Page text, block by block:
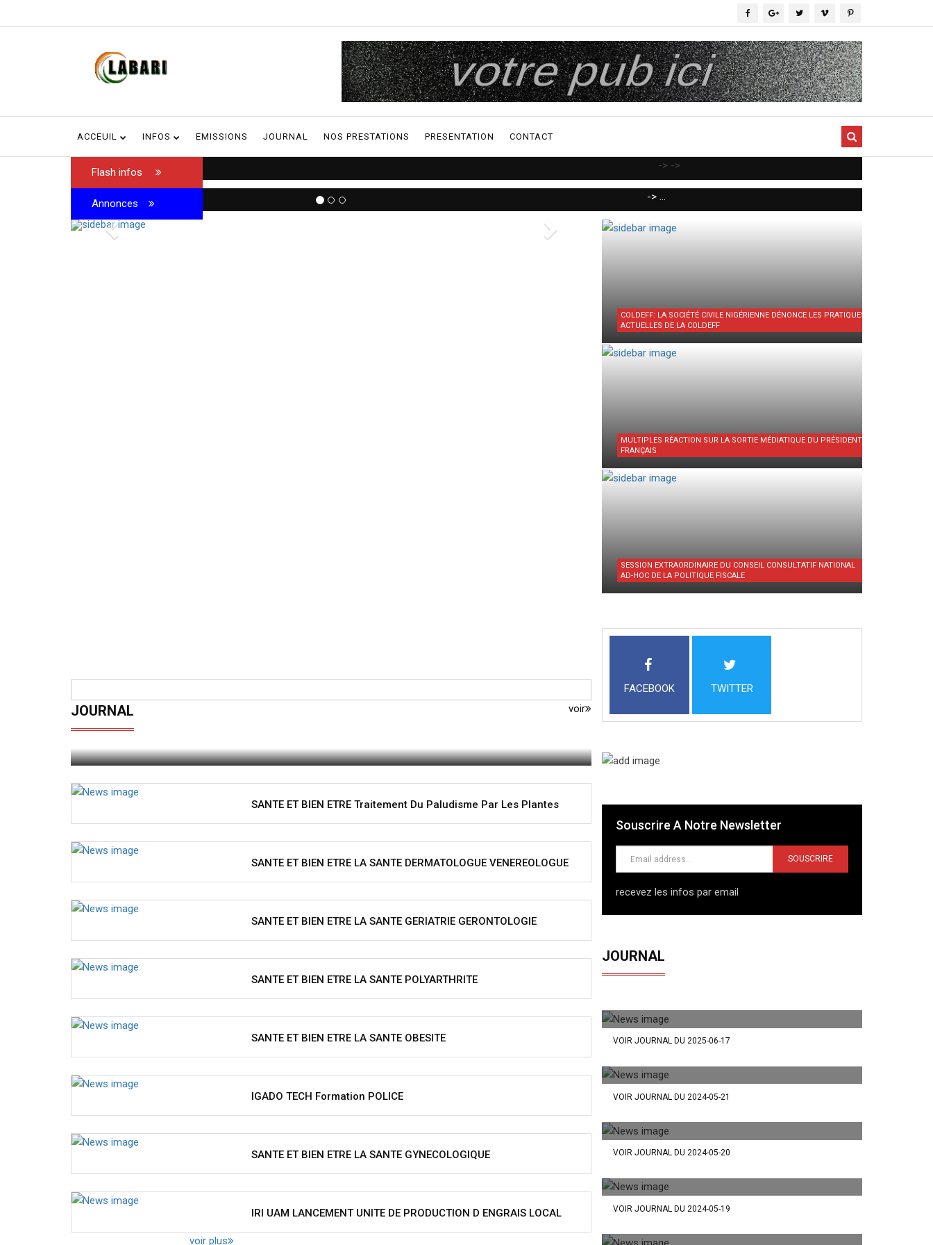
ACCEUIL INFOS EMISSIONS JOURNAL NOS PRESTATIONS PRESENTATION CONTACT
Flash infos
->
Annonces
médiatique du président français
Previous Next
COLDEFF: LA SOCIÉTÉ CIVILE NIGÉRIENNE DÉNONCE LES PRATIQUES
ACTUELLES DE LA COLDEFF
MULTIPLES RÉACTION SUR LA SORTIE MÉDIATIQUE DU PRÉSIDENT
FRANÇAIS
SESSION EXTRAORDINAIRE DU CONSEIL CONSULTATIF NATIONAL
AD-HOC DE LA POLITIQUE FISCALE
JOURNAL voir
VOIR DERNIER JOURNAL
SANTE ET BIEN ETRE Traitement Du Paludisme Par Les Plantes
SANTE ET BIEN ETRE LA SANTE DERMATOLOGUE VENEREOLOGUE
SANTE ET BIEN ETRE LA SANTE GERIATRIE GERONTOLOGIE
SANTE ET BIEN ETRE LA SANTE POLYARTHRITE
SANTE ET BIEN ETRE LA SANTE OBESITE
IGADO TECH Formation POLICE
SANTE ET BIEN ETRE LA SANTE GYNECOLOGIQUE
IRI UAM LANCEMENT UNITE DE PRODUCTION D ENGRAIS LOCAL
voir plus
FACEBOOK TWITTER
Souscrire A Notre Newsletter
SOUSCRIRE
recevez les infos par email
JOURNAL
VOIR JOURNAL DU 2025-06-17
VOIR JOURNAL DU 2024-05-21
VOIR JOURNAL DU 2024-05-20
VOIR JOURNAL DU 2024-05-19